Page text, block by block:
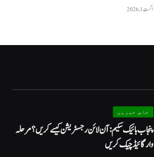
اگست 1, 2026
خاص خبریں
پنجاب بائیک سکیم: آن لائن رجسٹریشن کیسے کریں؟ مرحلہ
وار گائیڈ چیک کریں